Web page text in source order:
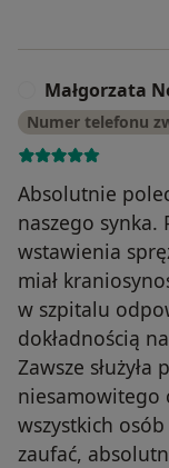
Małgorzata
Numer telefonu
Absolutnie
naszego synka.
wstawienia
miał
w szpitalu
dokładnością
Zawsze
niesamowitego
wszystkich
zaufać,